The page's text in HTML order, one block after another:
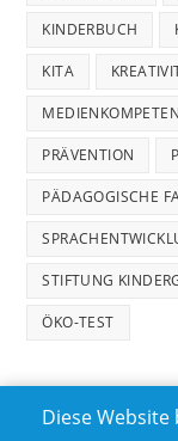
KINDERBUCH
KITA
PRÄVENTION
PÄDAGOGISCHE
STIFTUNG
ÖKO-TEST
Diese